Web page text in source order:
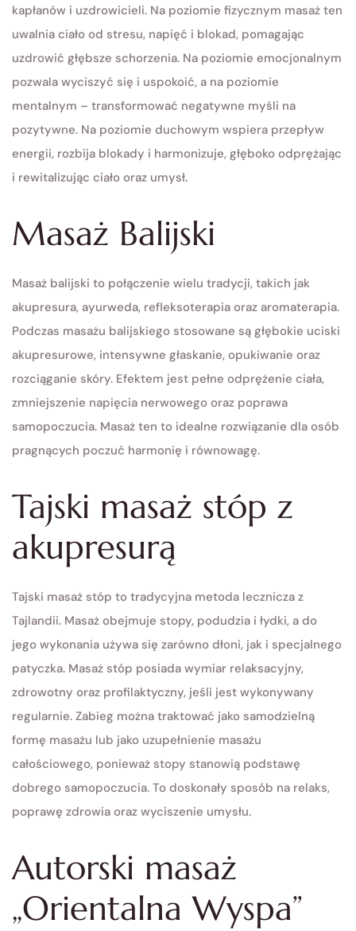
kapłanów i uzdrowicieli. Na poziomie fizycznym masaż ten
uwalnia ciało od stresu, napięć i blokad, pomagając
uzdrowić głębsze schorzenia. Na poziomie emocjonalnym
pozwala wyciszyć się i uspokoić, a na poziomie
mentalnym – transformować negatywne myśli na
pozytywne. Na poziomie duchowym wspiera przepływ
energii, rozbija blokady i harmonizuje, głęboko odprężając
i rewitalizując ciało oraz umysł.
Masaż Balijski
Masaż balijski to połączenie wielu tradycji, takich jak
akupresura, ayurweda, refleksoterapia oraz aromaterapia.
Podczas masażu balijskiego stosowane są głębokie uciski
akupresurowe, intensywne głaskanie, opukiwanie oraz
rozciąganie skóry. Efektem jest pełne odprężenie ciała,
zmniejszenie napięcia nerwowego oraz poprawa
samopoczucia. Masaż ten to idealne rozwiązanie dla osób
pragnących poczuć harmonię i równowagę.
Tajski masaż stóp z
akupresurą
Tajski masaż stóp to tradycyjna metoda lecznicza z
Tajlandii. Masaż obejmuje stopy, podudzia i łydki, a do
jego wykonania używa się zarówno dłoni, jak i specjalnego
patyczka. Masaż stóp posiada wymiar relaksacyjny,
zdrowotny oraz profilaktyczny, jeśli jest wykonywany
regularnie. Zabieg można traktować jako samodzielną
formę masażu lub jako uzupełnienie masażu
całościowego, ponieważ stopy stanowią podstawę
dobrego samopoczucia. To doskonały sposób na relaks,
poprawę zdrowia oraz wyciszenie umysłu.
Autorski masaż
„Orientalna Wyspa”